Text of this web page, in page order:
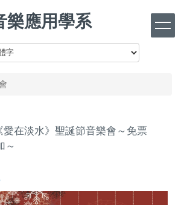
樂應用學系
愛在淡水》聖誕節音樂會～免票
～